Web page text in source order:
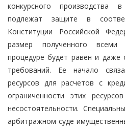
конкурсного производства
подлежат защите в
Конституции Российской
размер полученного
процедуре будет равен и даже
требований. Ее начало
ресурсов для расчетов с
ограниченности этих
несостоятельности.
арбитражном суде